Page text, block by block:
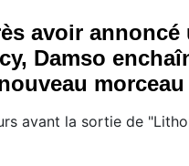
avoir annoncé
Damso
morceau
avant la sortie de